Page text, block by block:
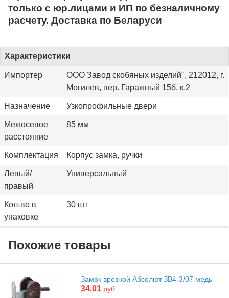
только с юр.лицами и ИП по безналичному
расчету. Доставка по Беларуси
Характеристики
Импортер
ООО Завод скобяных изделий", 212012, г.
Могилев, пер. Гаражный 15б, к,2
Назначение Узкопрофильные двери
Межосевое
расстояние
85 мм
Комплектация Корпус замка, ручки
Левый/
правый
Универсальный
Кол-во в
упаковке
30 шт
Похожие товары
Замок врезной Абсолют ЗВ4-3/07 медь
34.01 руб.